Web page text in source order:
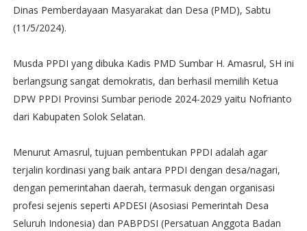
Dinas Pemberdayaan Masyarakat dan Desa (PMD), Sabtu
(11/5/2024).
Musda PPDI yang dibuka Kadis PMD Sumbar H. Amasrul, SH ini
berlangsung sangat demokratis, dan berhasil memilih Ketua
DPW PPDI Provinsi Sumbar periode 2024-2029 yaitu Nofrianto
dari Kabupaten Solok Selatan.
Menurut Amasrul, tujuan pembentukan PPDI adalah agar
terjalin kordinasi yang baik antara PPDI dengan desa/nagari,
dengan pemerintahan daerah, termasuk dengan organisasi
profesi sejenis seperti APDESI (Asosiasi Pemerintah Desa
Seluruh Indonesia) dan PABPDSI (Persatuan Anggota Badan